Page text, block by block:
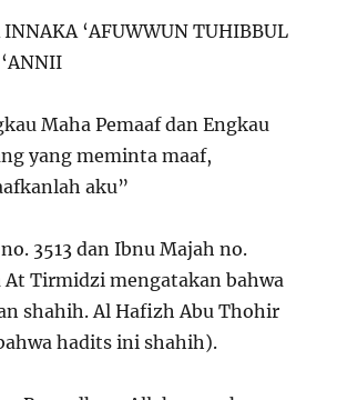
‘AFUWWUN TUHIBBUL
‘ANNII
Maha Pemaaf dan Engkau
yang meminta maaf,
aku”
3513 dan Ibnu Majah no.
At Tirmidzi mengatakan bahwa
shahih. Al Hafizh Abu Thohir
hadits ini shahih).